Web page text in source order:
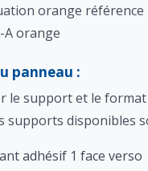
orange référence
A orange
panneau :
le support et le
supports disponibles
adhésif 1 face verso